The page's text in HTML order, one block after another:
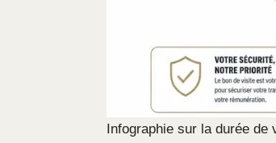
Infographie sur la durée de